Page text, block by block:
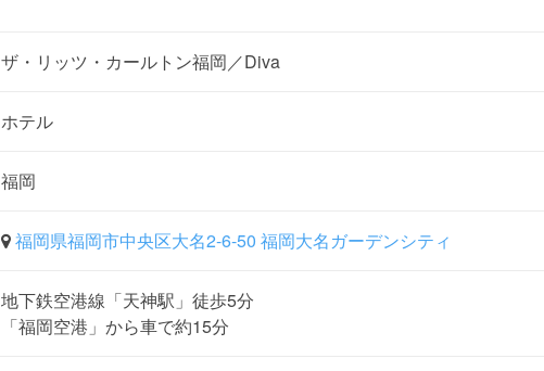
ザ・リッツ・カールトン福岡／Diva
ホテル
福岡
福岡県福岡市中央区大名2-6-50 福岡大名ガーデンシティ
地下鉄空港線「天神駅」徒歩5分
「福岡空港」から車で約15分